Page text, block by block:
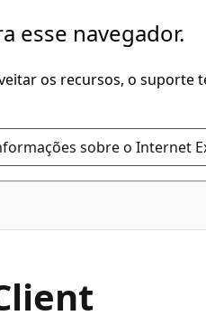
esse navegador.
os recursos, o suporte
sobre o Internet